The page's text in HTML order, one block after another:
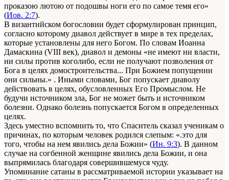
проказою лютою от подошвы ноги его по самое темя его»
(Иов. 2:7).
В византийском богословии будет сформулирован принцип,
согласно которому диавол действует в мире в тех пределах,
которые установлены для него Богом. По словам Иоанна
Дамаскина (VIII век), диавол и демоны «не имеют ни власти,
ни силы против коголибо, если не получают позволения от
Бога в целях домостроительства... При Божием попущении
они сильны.» . Иными словами, Бог попускает диаволу
действовать в целях, обусловленных Его Промыслом. Не
будучи источником зла, Бог не может быть и источником
болезни. Однако болезнь попускается Богом в определенных
целях.
Здесь уместно вспомнить то, что Спаситель сказал ученикам о
причинах, по которым человек родился слепым: «.это для
того, чтобы на нем явились дела Божии» (Ин. 9:3). В данном
случае на согбенной женщине явились дела Божии, и она
выпрямилась благодаря совершившемуся чуду.
Упоминание сатаны в рассматриваемой истории указывает на